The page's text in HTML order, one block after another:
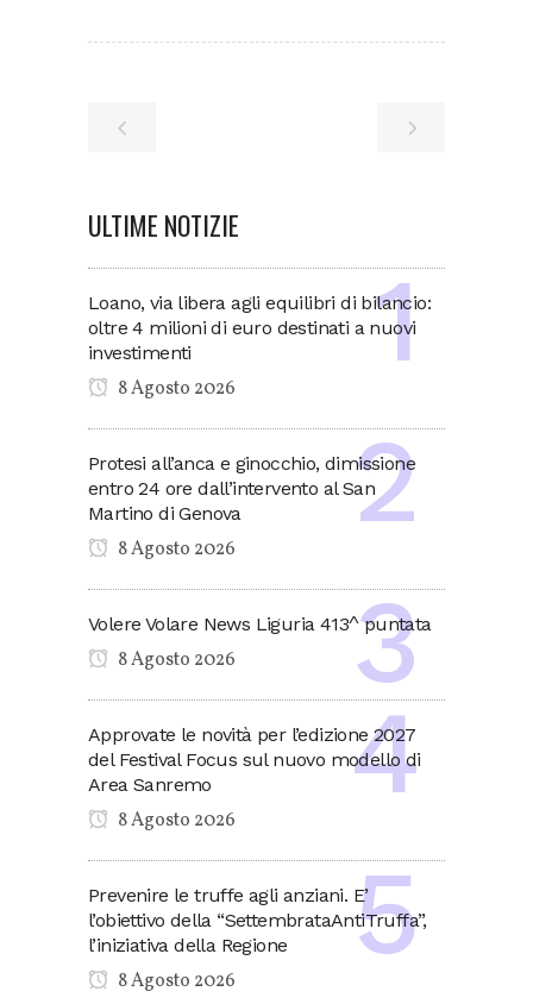
ULTIME NOTIZIE
Loano, via libera agli equilibri di bilancio:
oltre 4 milioni di euro destinati a nuovi
investimenti
8 Agosto 2026
Protesi all’anca e ginocchio, dimissione
entro 24 ore dall’intervento al San
Martino di Genova
8 Agosto 2026
Volere Volare News Liguria 413^ puntata
8 Agosto 2026
Approvate le novità per l’edizione 2027
del Festival Focus sul nuovo modello di
Area Sanremo
8 Agosto 2026
Prevenire le truffe agli anziani. E’
l’obiettivo della “SettembrataAntiTruffa”,
l’iniziativa della Regione
8 Agosto 2026